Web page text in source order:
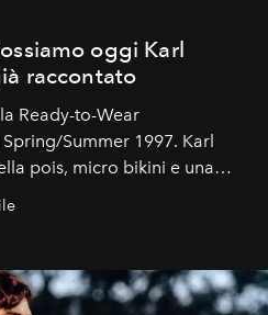
oggi Karl
raccontato
Ready-to-Wear
Summer 1997. Karl
pois, micro bikini e una
dietro l'altra. Trent'anni dopo,
che abbiamo.